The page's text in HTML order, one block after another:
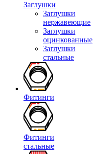
Заглушки
Заглушки
нержавеющие
Заглушки
оцинкованные
Заглушки
стальные
Фитинги
Фитинги
стальные